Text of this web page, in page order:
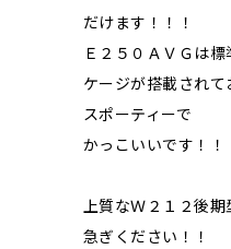
だけます！！！
Ｅ２５０ＡＶＧは
ケージが搭載され
スポーティーで
かっこいいです！！
上質なＷ２１２後
急ぎください！！